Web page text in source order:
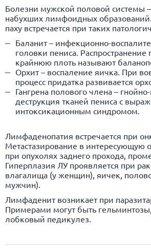
Болезни мужской половой системы
набухших лимфоидных
паху встречается при таких
Баланит – инфекционно-
головки пениса. Распространение
крайнюю плоть называют
Орхит – воспаление яичка. При
процесс придатка развивается
Гангрена полового члена –
деструкция тканей пениса с
интоксикационным синдромом.
Лимфаденопатия встречается при
Метастазирование в интересующую
при опухолях заднего прохода,
Гиперплазия ЛУ проявляется при
влагалища (у женщин), яичек,
мужчин).
Лимфаденит возникает при
Примерами могут быть гельминтозы,
лобковый педикулез.